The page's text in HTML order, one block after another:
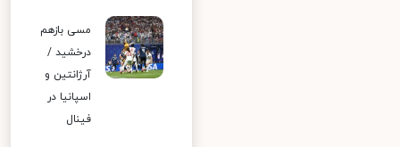
مسی بازهم
درخشید /
آرژانتین و
اسپانیا در
فینال